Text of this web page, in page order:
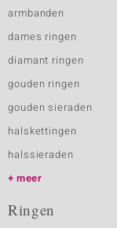
armbanden
dames ringen
diamant ringen
gouden ringen
gouden sieraden
halskettingen
halssieraden
meer
Ringen